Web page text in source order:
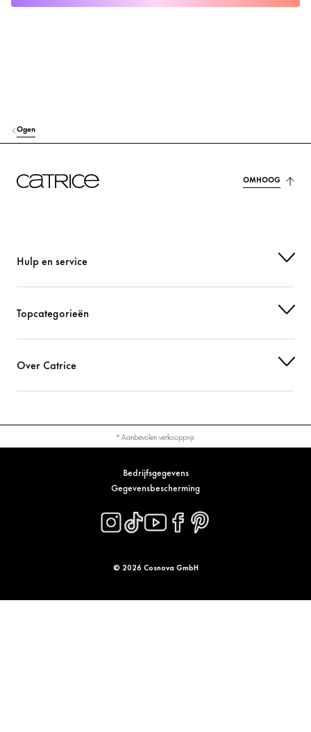
Ogen
OMHOOG
Hulp en service
Topcategorieën
Over Catrice
* Aanbevolen verkoopprijs
Bedrijfsgegevens
Gegevensbescherming
© 2026 Cosnova GmbH